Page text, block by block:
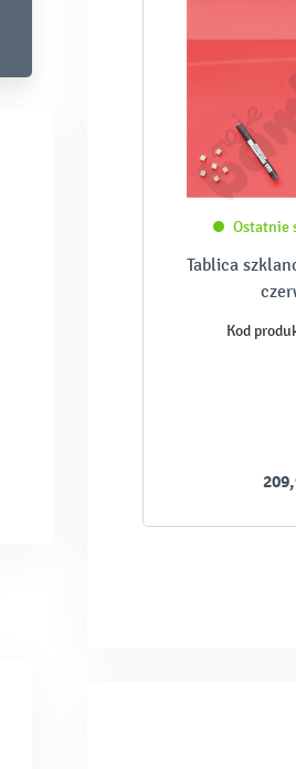
Ostatnie
Tablica
Kod